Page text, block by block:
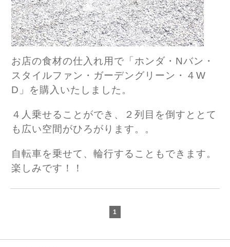
お店の食材の仕入れ用で「ホンダ・Nバン・
スタイルファン・ガーデングリーン・４W
D」を購入いたしました。
４人乗せることができ、２列目を倒すととて
も広い空間がひろがります。。
自転車を乗せて、輪行することもできます。
楽しみです！！
1